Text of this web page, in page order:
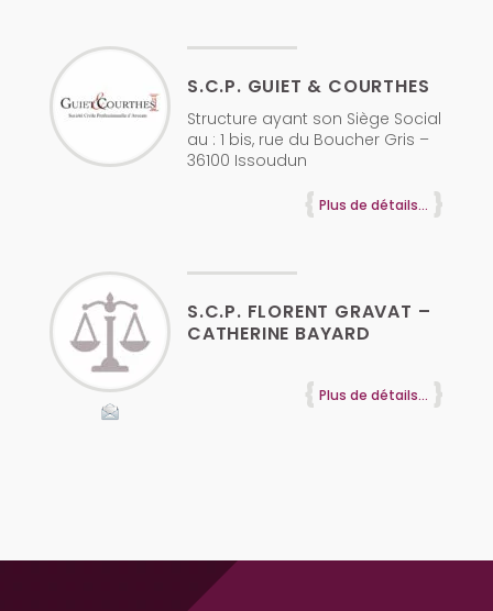
S.C.P. GUIET & COURTHES
Structure ayant son Siège Social
au : 1 bis, rue du Boucher Gris –
36100 Issoudun
Plus de détails...
S.C.P. FLORENT GRAVAT –
CATHERINE BAYARD
Plus de détails...